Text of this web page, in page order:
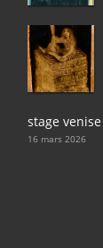
stage
16 mars 2026